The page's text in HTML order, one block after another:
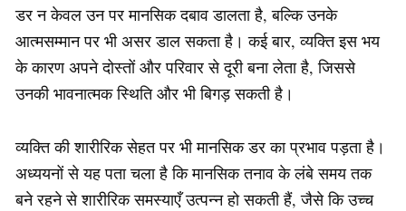
डर न केवल उन पर मानसिक दबाव डालता है, बल्कि उनके
आत्मसम्मान पर भी असर डाल सकता है। कई बार, व्यक्ति इस भय
के कारण अपने दोस्तों और परिवार से दूरी बना लेता है, जिससे
उनकी भावनात्मक स्थिति और भी बिगड़ सकती है।
व्यक्ति की शारीरिक सेहत पर भी मानसिक डर का प्रभाव पड़ता है।
अध्ययनों से यह पता चला है कि मानसिक तनाव के लंबे समय तक
बने रहने से शारीरिक समस्याएँ उत्पन्न हो सकती हैं, जैसे कि उच्च